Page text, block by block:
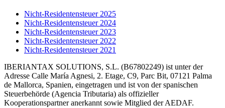
Nicht-Residentensteuer 2025
Nicht-Residentensteuer 2024
Nicht-Residentensteuer 2023
Nicht-Residentensteuer 2022
Nicht-Residentensteuer 2021
IBERIANTAX SOLUTIONS, S.L. (B67802249) ist unter der
Adresse Calle María Agnesi, 2. Etage, C9, Parc Bit, 07121 Palma
de Mallorca, Spanien, eingetragen und ist von der spanischen
Steuerbehörde (Agencia Tributaria) als offizieller
Kooperationspartner anerkannt sowie Mitglied der AEDAF.